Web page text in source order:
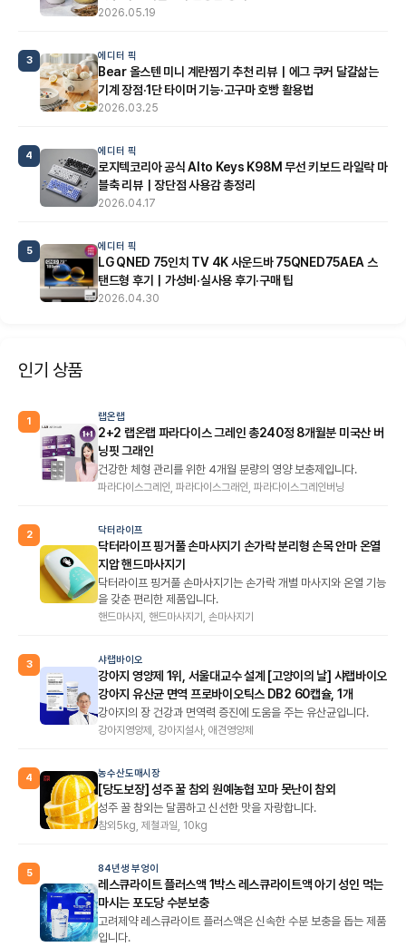
2026.05.19
3 에디터 픽
Bear 올스텐 미니 계란찜기 추천 리뷰｜에그 쿠커 달걀삶는
기계 장점·1단 타이머 기능·고구마 호빵 활용법
2026.03.25
4 에디터 픽
로지텍코리아 공식 Alto Keys K98M 무선 키보드 라일락 마
블축 리뷰｜장단점 사용감 총정리
2026.04.17
5 에디터 픽
LG QNED 75인치 TV 4K 사운드바 75QNED75AEA 스
탠드형 후기｜가성비·실사용 후기·구매 팁
2026.04.30
인기 상품
1 랩온랩
2+2 랩온랩 파라다이스 그레인 총240정 8개월분 미국산 버
닝핏 그래인
건강한 체형 관리를 위한 4개월 분량의 영양 보충제입니다.
파라다이스그레인, 파라다이스그래인, 파라다이스그레인버닝
2 닥터라이프
닥터라이프 핑거풀 손마사지기 손가락 분리형 손목 안마 온열
지압 핸드마사지기
닥터라이프 핑거풀 손마사지기는 손가락 개별 마사지와 온열 기능
을 갖춘 편리한 제품입니다.
핸드마사지, 핸드마사지기, 손마사지기
3 샤랩바이오
강아지 영양제 1위, 서울대교수 설계 [고양이의 날] 샤랩바이오
강아지 유산균 면역 프로바이오틱스 DB2 60캡슐, 1개
강아지의 장 건강과 면역력 증진에 도움을 주는 유산균입니다.
강아지영양제, 강아지설사, 애견영양제
4 농수산도매시장
[당도보장] 성주 꿀 참외 원예농협 꼬마 못난이 참외
성주 꿀 참외는 달콤하고 신선한 맛을 자랑합니다.
참외5kg, 제철과일, 10kg
5 84년생 부엉이
레스큐라이트 플러스액 1박스 레스큐라이트액 아기 성인 먹는
마시는 포도당 수분보충
고려제약 레스큐라이트 플러스액은 신속한 수분 보충을 돕는 제품
입니다.